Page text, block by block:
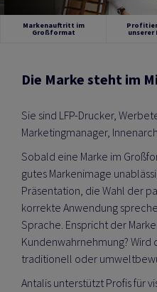
Markenauftritt im
Großformat unserer
Die Marke steht im
Sie sind LFP-Drucker,
Marketingmanager,
Sobald eine Marke im
gutes Markenimage
Präsentation, die Wahl der
korrekte Anwendung
Sprache. Enspricht der
Kundenwahrnehmung? Wird
traditionell oder
Antalis unterstützt Profis für